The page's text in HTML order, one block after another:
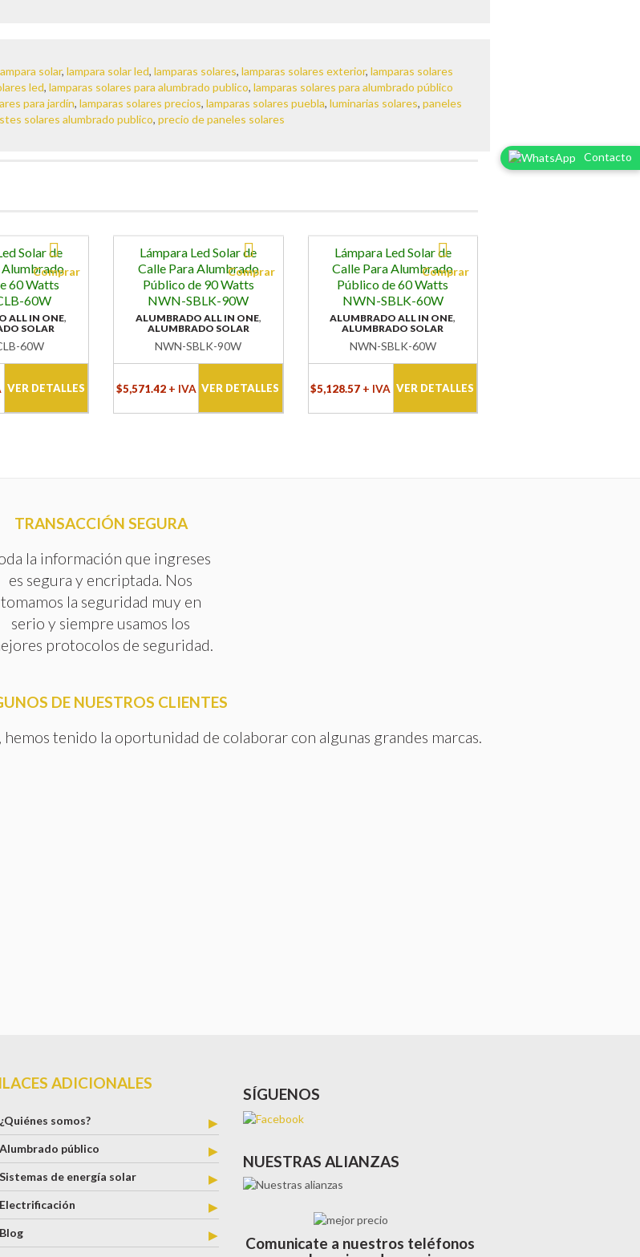
solar, lampara solar led, lamparas solares, lamparas solares exterior, lamparas solares
led, lamparas solares para alumbrado publico, lamparas solares para alumbrado público
para jardín, lamparas solares precios, lamparas solares puebla, luminarias solares, paneles
solares alumbrado publico, precio de paneles solares
Solar de
Alumbrado
60 Watts
60W
ALL IN ONE,
SOLAR
60W
VER DETALLES
Lámpara Led Solar de
Calle Para Alumbrado
Público de 90 Watts
NWN-SBLK-90W
ALUMBRADO ALL IN ONE,
ALUMBRADO SOLAR
NWN-SBLK-90W
$5,571.42 + IVA VER DETALLES
Lámpara Led Solar de
Calle Para Alumbrado
Público de 60 Watts
NWN-SBLK-60W
ALUMBRADO ALL IN ONE,
ALUMBRADO SOLAR
NWN-SBLK-60W
$5,128.57 + IVA VER DETALLES
Contacto
TRANSACCIÓN SEGURA
la información que ingreses
es segura y encriptada. Nos
tomamos la seguridad muy en
serio y siempre usamos los
protocolos de seguridad.
DE NUESTROS CLIENTES
hemos tenido la oportunidad de colaborar con algunas grandes marcas.
ADICIONALES
¿Quiénes somos?
Alumbrado público
Sistemas de energía solar
Electrificación
Blog
SÍGUENOS
NUESTRAS ALIANZAS
Comunicate a nuestros teléfonos